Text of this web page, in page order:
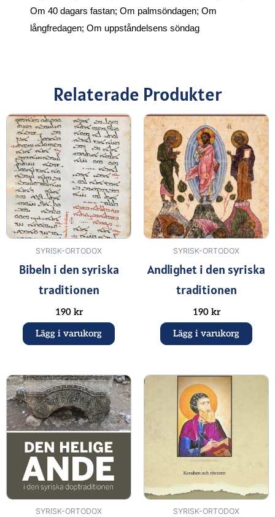
Om 40 dagars fastan; Om palmsöndagen; Om
långfredagen; Om uppståndelsens söndag
Relaterade Produkter
SYRISK-ORTODOX
Bibeln i den syriska
traditionen
190 kr
Lägg i varukorg
SYRISK-ORTODOX
Andlighet i den syriska
traditionen
190 kr
Lägg i varukorg
SYRISK-ORTODOX SYRISK-ORTODOX